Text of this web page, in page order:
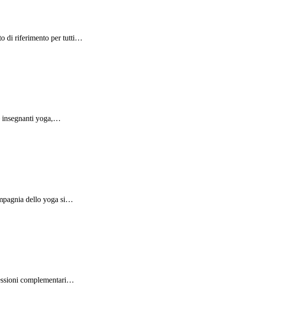
di riferimento per tutti…
insegnanti yoga,…
dello yoga si…
complementari…